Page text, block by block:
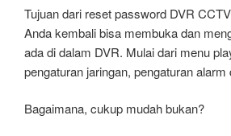
Tujuan dari reset password DVR
Anda kembali bisa membuka dan
ada di dalam DVR. Mulai dari menu
pengaturan jaringan, pengaturan
Bagaimana, cukup mudah bukan?